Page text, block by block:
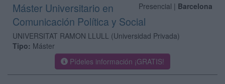
Presencial | Barcelona
Máster Universitario en
Comunicación Política y Social
UNIVERSITAT RAMON LLULL (Universidad Privada)
Tipo: Máster
Pídeles información ¡GRATIS!